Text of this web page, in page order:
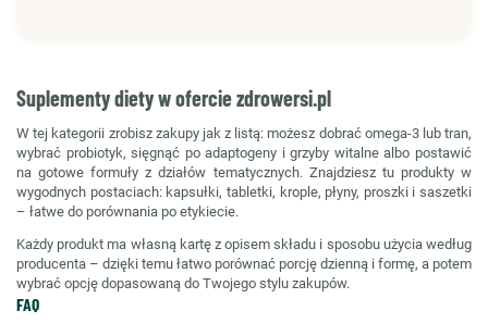
Suplementy diety w ofercie zdrowersi.pl
W tej kategorii zrobisz zakupy jak z listą: możesz dobrać omega-3 lub tran,
wybrać probiotyk, sięgnąć po adaptogeny i grzyby witalne albo postawić
na gotowe formuły z działów tematycznych. Znajdziesz tu produkty w
wygodnych postaciach: kapsułki, tabletki, krople, płyny, proszki i saszetki
– łatwe do porównania po etykiecie.
Każdy produkt ma własną kartę z opisem składu i sposobu użycia według
producenta – dzięki temu łatwo porównać porcję dzienną i formę, a potem
wybrać opcję dopasowaną do Twojego stylu zakupów.
FAQ